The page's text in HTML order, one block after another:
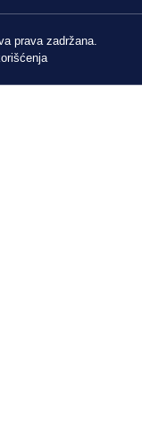
prava zadržana.